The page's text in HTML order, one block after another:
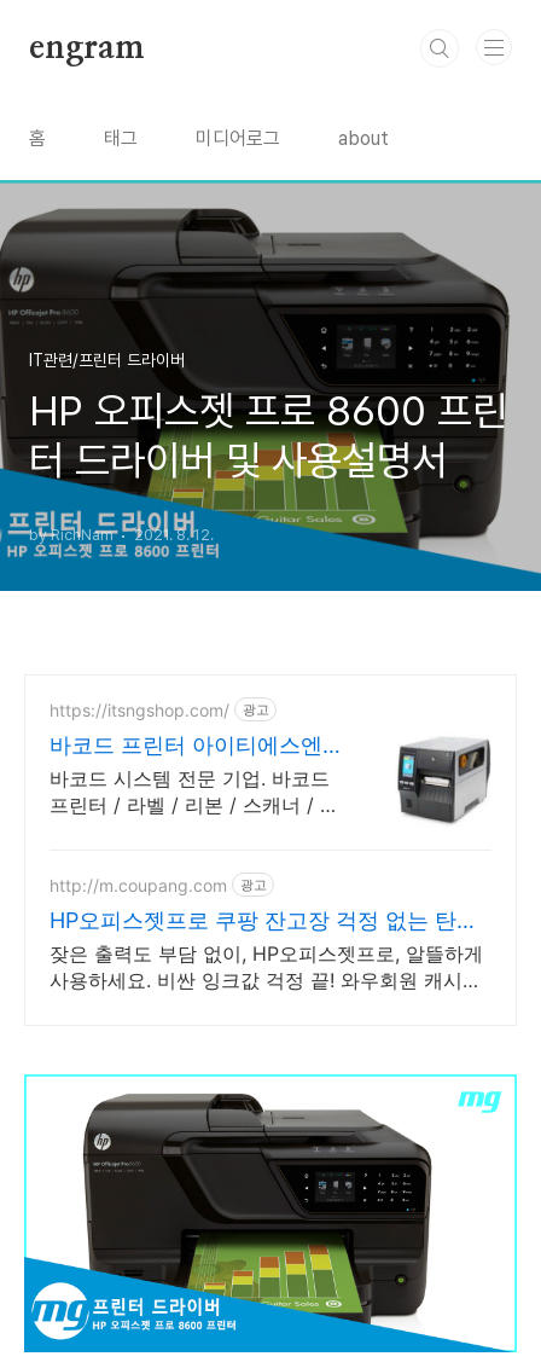
engram
홈 태그 미디어로그 about
IT관련/프린터 드라이버
HP 오피스젯 프로 8600 프린
터 드라이버 및 사용설명서
by RichNam 2021. 8. 12.
https://itsngshop.com/ 광고
바코드 프린터 아이티에스엔지
바코드 시스템 전문 기업
바코드 시스템 전문 기업. 바코드
프린터 / 라벨 / 리본 / 스캐너 / 소
http://m.coupang.com 광고
HP오피스젯프로 쿠팡 잔고장 걱정 없는 탄탄
함
잦은 출력도 부담 없이, HP오피스젯프로, 알뜰하게
사용하세요. 비싼 잉크값 걱정 끝! 와우회원 캐시적